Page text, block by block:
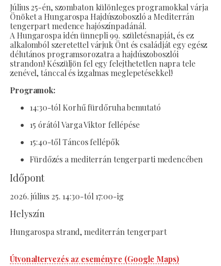
Július 25-én, szombaton különleges programokkal várja
Önöket a Hungarospa Hajdúszoboszló a Mediterrán
tengerpart medence hajószínpadánál.
A Hungarospa idén ünnepli 99. születésnapját, és ez
alkalomból szeretettel várjuk Önt és családját egy egész
délutános programsorozatra a hajdúszoboszlói
strandon! Készüljön fel egy felejthetetlen napra tele
zenével, tánccal és izgalmas meglepetésekkel!
Programok:
14:30-tól Korhű fürdőruha bemutató
15 órától Varga Viktor fellépése
15:40-től Táncos fellépők
Fürdőzés a mediterrán tengerparti medencében
Időpont
2026. július 25. 14:30-tól 17:00-ig
Helyszín
Hungarospa strand, mediterrán tengerpart
Útvonaltervezés az eseményre (Google Maps)